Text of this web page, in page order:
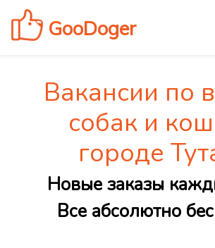
GooDoger
Вакансии по
собак и
городе
Новые заказы
Все абсолютно